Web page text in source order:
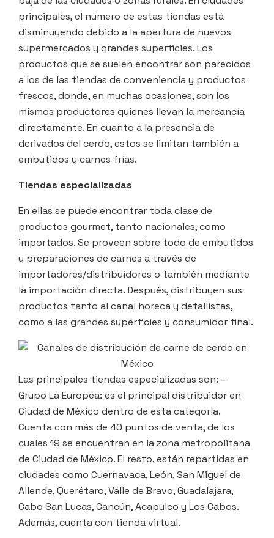
principales, el número de estas tiendas está
disminuyendo debido a la apertura de nuevos
supermercados y grandes superficies. Los
productos que se suelen encontrar son parecidos
a los de las tiendas de conveniencia y productos
frescos, donde, en muchas ocasiones, son los
mismos productores quienes llevan la mercancía
directamente. En cuanto a la presencia de
derivados del cerdo, estos se limitan también a
embutidos y carnes frías.
Tiendas especializadas
En ellas se puede encontrar toda clase de
productos gourmet, tanto nacionales, como
importados. Se proveen sobre todo de embutidos
y preparaciones de carnes a través de
importadores/distribuidores o también mediante
la importación directa. Después, distribuyen sus
productos tanto al canal horeca y detallistas,
como a las grandes superficies y consumidor final.
Las principales tiendas especializadas son: –
Grupo La Europea: es el principal distribuidor en
Ciudad de México dentro de esta categoría.
Cuenta con más de 40 puntos de venta, de los
cuales 19 se encuentran en la zona metropolitana
de Ciudad de México. El resto, están repartidas en
ciudades como Cuernavaca, León, San Miguel de
Allende, Querétaro, Valle de Bravo, Guadalajara,
Cabo San Lucas, Cancún, Acapulco y Los Cabos.
Además, cuenta con tienda virtual.